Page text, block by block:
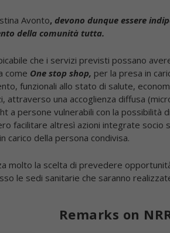
Avonto, devono dunque essere
della comunità tutta.
che i servizi previsti possano
come One stop shop, per la presa in
funzionali allo stato di salute,
una accoglienza diffusa
a persone vulnerabili con la possibilità
facilitare altresì azioni integrate socio
carico della persona condivisa.
molto la scelta di prevedere
le sedi sanitarie che saranno
Remarks on